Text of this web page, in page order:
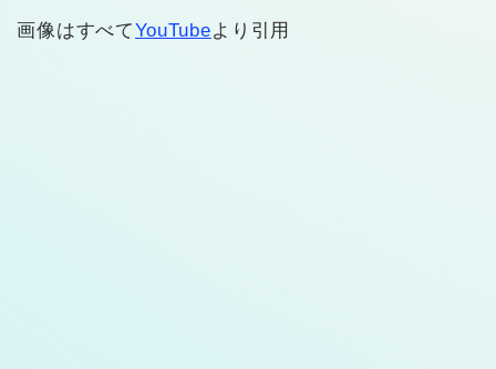
画像はすべてYouTubeより引用